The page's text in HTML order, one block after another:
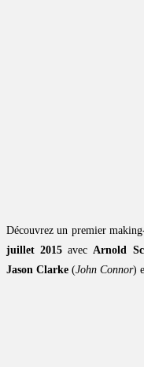
Découvrez un premier
juillet 2015 avecArnold
Jason Clarke (John Connor)